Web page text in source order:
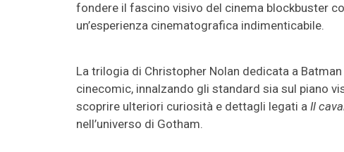
fondere il fascino visivo del cinema blockbuster
un’esperienza cinematografica indimenticabile.
La trilogia di Christopher Nolan dedicata a
cinecomic, innalzando gli standard sia sul piano
scoprire ulteriori curiosità e dettagli legati a Il
nell’universo di Gotham.